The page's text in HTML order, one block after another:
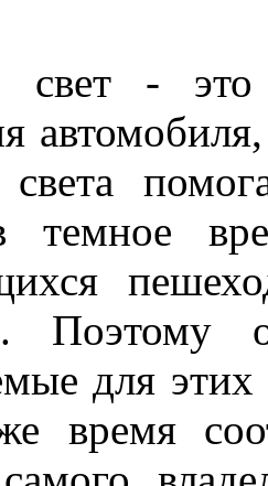
свет -
света
темное
Поэтому
для
время